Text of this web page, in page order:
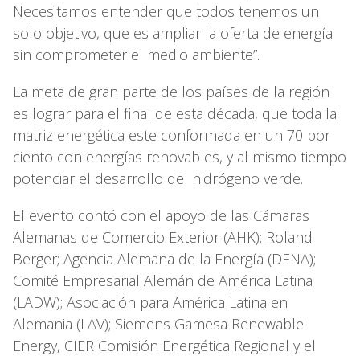
Necesitamos entender que todos tenemos un
solo objetivo, que es ampliar la oferta de energía
sin comprometer el medio ambiente”.
La meta de gran parte de los países de la región
es lograr para el final de esta década, que toda la
matriz energética este conformada en un 70 por
ciento con energías renovables, y al mismo tiempo
potenciar el desarrollo del hidrógeno verde.
El evento contó con el apoyo de las Cámaras
Alemanas de Comercio Exterior (AHK); Roland
Berger; Agencia Alemana de la Energía (DENA);
Comité Empresarial Alemán de América Latina
(LADW); Asociación para América Latina en
Alemania (LAV); Siemens Gamesa Renewable
Energy, CIER Comisión Energética Regional y el